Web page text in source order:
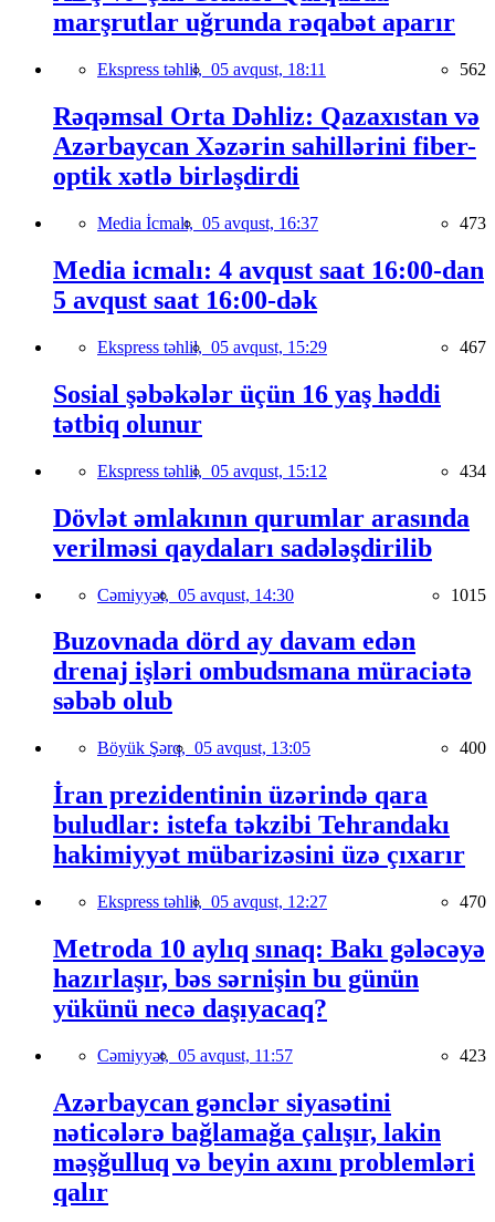
marşrutlar uğrunda rəqabət aparır
Ekspress təhlil, 05 avqust, 18:11 562
Rəqəmsal Orta Dəhliz: Qazaxıstan və
Azərbaycan Xəzərin sahillərini fiber-
optik xətlə birləşdirdi
Media İcmalı, 05 avqust, 16:37 473
Media icmalı: 4 avqust saat 16:00-dan
5 avqust saat 16:00-dək
Ekspress təhlil, 05 avqust, 15:29 467
Sosial şəbəkələr üçün 16 yaş həddi
tətbiq olunur
Ekspress təhlil, 05 avqust, 15:12 434
Dövlət əmlakının qurumlar arasında
verilməsi qaydaları sadələşdirilib
Cəmiyyət, 05 avqust, 14:30 1015
Buzovnada dörd ay davam edən
drenaj işləri ombudsmana müraciətə
səbəb olub
Böyük Şərq, 05 avqust, 13:05 400
İran prezidentinin üzərində qara
buludlar: istefa təkzibi Tehrandakı
hakimiyyət mübarizəsini üzə çıxarır
Ekspress təhlil, 05 avqust, 12:27 470
Metroda 10 aylıq sınaq: Bakı gələcəyə
hazırlaşır, bəs sərnişin bu günün
yükünü necə daşıyacaq?
Cəmiyyət, 05 avqust, 11:57 423
Azərbaycan gənclər siyasətini
nəticələrə bağlamağa çalışır, lakin
məşğulluq və beyin axını problemləri
qalır